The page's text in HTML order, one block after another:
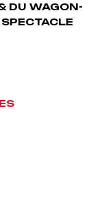
DU WAGON-